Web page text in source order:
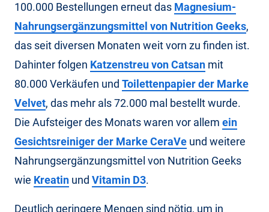
100.000 Bestellungen erneut das Magnesium-
Nahrungsergänzungsmittel von Nutrition Geeks,
das seit diversen Monaten weit vorn zu finden ist.
Dahinter folgen Katzenstreu von Catsan mit
80.000 Verkäufen und Toilettenpapier der Marke
Velvet, das mehr als 72.000 mal bestellt wurde.
Die Aufsteiger des Monats waren vor allem ein
Gesichtsreiniger der Marke CeraVe und weitere
Nahrungsergänzungsmittel von Nutrition Geeks
wie Kreatin und Vitamin D3.
Deutlich geringere Mengen sind nötig, um in